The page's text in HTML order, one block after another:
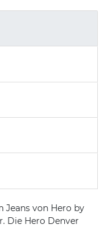
Jeans von Hero by
Die Hero Denver